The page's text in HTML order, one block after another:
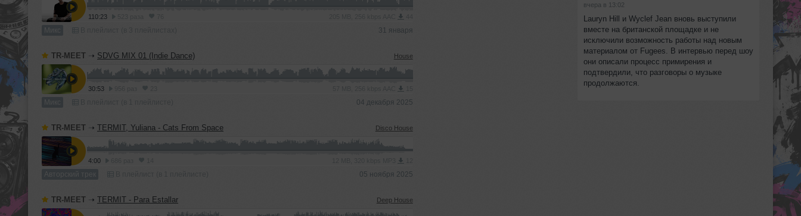
110:23
Микс 31 января
TR-MEET ➝ SDVG MIX 01 (Indie Dance) House
30:53
Микс 04 декабря 2025
TR-MEET ➝ TERMIT, Yuliana - Cats From Space Disco House
4:00
Авторский трек 05 ноября 2025
TR-MEET ➝ TERMIT - Para Estallar Deep House
вчера в 13:02
Lauryn Hill и Wyclef Jean вновь выступили
вместе на британской площадке и не
исключили возможность работы над новым
материалом от Fugees. В интервью перед шоу
они описали процесс примирения и
подтвердили, что разговоры о музыке
продолжаются.